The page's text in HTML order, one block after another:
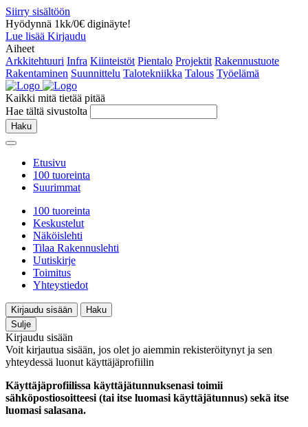
Siirry sisältöön
Hyödynnä 1kk/0€ diginäyte!
Lue lisää Kirjaudu
Aiheet
Arkkitehtuuri Infra Kiinteistöt Pientalo Projektit Rakennustuote
Rakentaminen Suunnittelu Talotekniikka Talous Työelämä
Kaikki mitä tietää pitää
Hae tältä sivustolta
Haku
Etusivu
100 tuoreinta
Suurimmat
100 tuoreinta
Keskustelut
Näköislehti
Tilaa Rakennuslehti
Uutiskirje
Toimitus
Yhteystiedot
Kirjaudu sisään
Haku
Sulje
Kirjaudu sisään
Voit kirjautua sisään, jos olet jo aiemmin rekisteröitynyt ja sen
yhteydessä luonut käyttäjäprofiilin
Käyttäjäprofiilissa käyttäjätunnuksenasi toimii
sähköpostiosoitteesi (tai itse luomasi käyttäjätunnus) sekä itse
luomasi salasana.